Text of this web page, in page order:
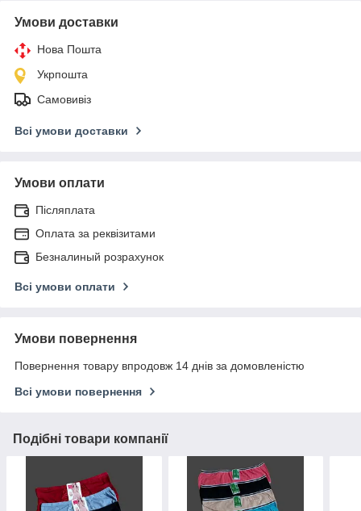
Умови доставки
Нова Пошта
Укрпошта
Самовивіз
Всі умови доставки
Умови оплати
Післяплата
Оплата за реквізитами
Безналиный розрахунок
Всі умови оплати
Умови повернення
Повернення товару впродовж 14 днів за домовленістю
Всі умови повернення
Подібні товари компанії